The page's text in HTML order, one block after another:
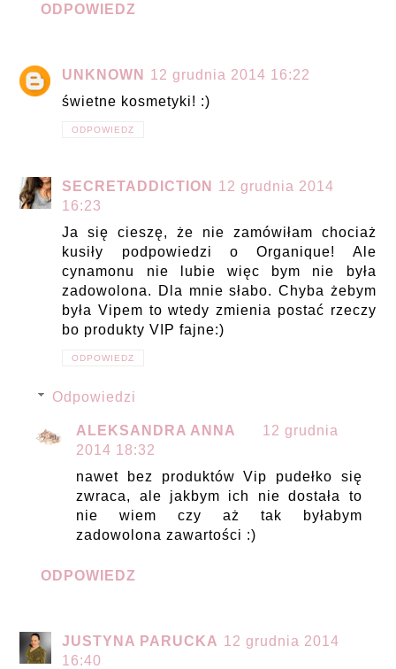
ODPOWIEDZ
UNKNOWN
12 grudnia 2014 16:22
świetne kosmetyki! :)
ODPOWIEDZ
SECRETADDICTION
12 grudnia 2014
16:23
Ja się cieszę, że nie zamówiłam chociaż
kusiły podpowiedzi o Organique! Ale
cynamonu nie lubie więc bym nie była
zadowolona. Dla mnie słabo. Chyba żebym
była Vipem to wtedy zmienia postać rzeczy
bo produkty VIP fajne:)
ODPOWIEDZ
Odpowiedzi
ALEKSANDRA ANNA
12 grudnia
2014 18:32
nawet bez produktów Vip pudełko się
zwraca, ale jakbym ich nie dostała to
nie wiem czy aż tak byłabym
zadowolona zawartości :)
ODPOWIEDZ
JUSTYNA PARUCKA 12 grudnia 2014
16:40